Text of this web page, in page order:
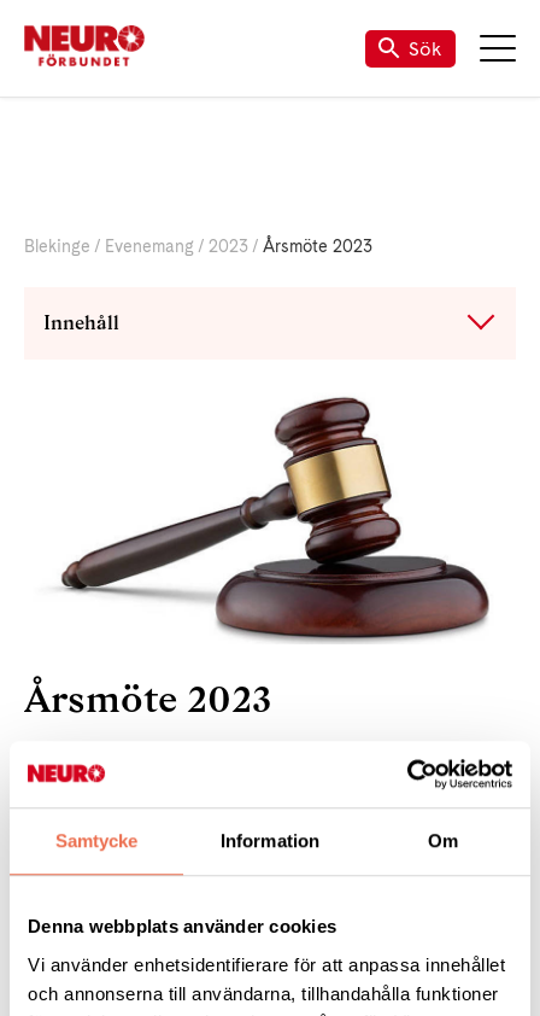
Samtycke Information Om
Denna webbplats använder cookies
Vi använder enhetsidentifierare för att anpassa innehållet
och annonserna till användarna, tillhandahålla funktioner
Om Neuro Blekinge
Sök
Blekinge Evenemang 2023 Årsmöte 2023
Innehåll
Årsmöte 2023
Årsmöte
Neuroförbundet Blekinge kallar till årsmöte för året 2022
NärSöndagen den 19 mars 2023 kl 1300
Plats Bergslagskrogen